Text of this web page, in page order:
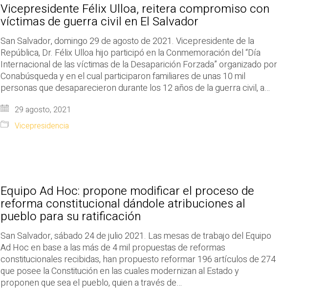
Vicepresidente Félix Ulloa, reitera compromiso con
víctimas de guerra civil en El Salvador
San Salvador, domingo 29 de agosto de 2021. Vicepresidente de la
República, Dr. Félix Ulloa hijo participó en la Conmemoración del “Día
Internacional de las víctimas de la Desaparición Forzada” organizado por
Conabúsqueda y en el cual participaron familiares de unas 10 mil
personas que desaparecieron durante los 12 años de la guerra civil, a…
29 agosto, 2021
Vicepresidencia
Equipo Ad Hoc: propone modificar el proceso de
reforma constitucional dándole atribuciones al
pueblo para su ratificación
San Salvador, sábado 24 de julio 2021. Las mesas de trabajo del Equipo
Ad Hoc en base a las más de 4 mil propuestas de reformas
constitucionales recibidas, han propuesto reformar 196 artículos de 274
que posee la Constitución en las cuales modernizan al Estado y
proponen que sea el pueblo, quien a través de…